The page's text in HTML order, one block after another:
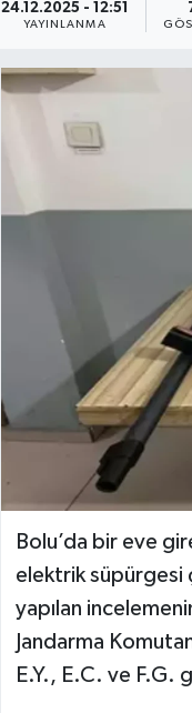
24.12.2025 - 12:51
YAYINLANMA
Bolu’da bir eve
elektrik süpürgesi
yapılan
Jandarma
E.Y., E.C. ve F.G.